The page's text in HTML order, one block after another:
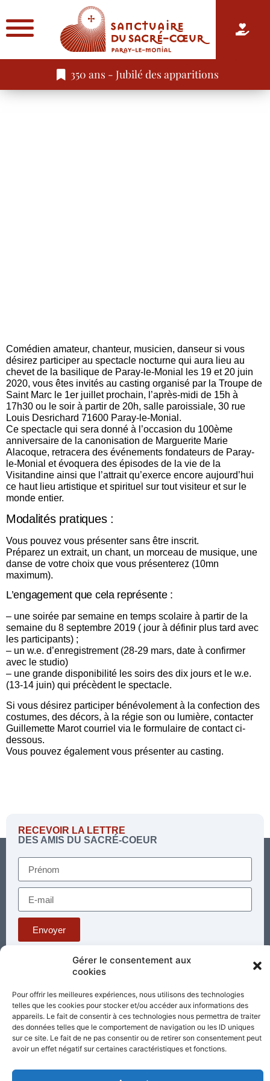
Gérer le consentement aux
cookies
Pour offrir les meilleures expériences, nous utilisons des technologies
telles que les cookies pour stocker et/ou accéder aux informations des
appareils. Le fait de consentir à ces technologies nous permettra de traiter
des données telles que le comportement de navigation ou les ID uniques
sur ce site. Le fait de ne pas consentir ou de retirer son consentement peut
avoir un effet négatif sur certaines caractéristiques et fonctions.
350 ans - Jubilé des apparitions
Comédien amateur, chanteur, musicien, danseur si vous
désirez participer au spectacle nocturne qui aura lieu au
chevet de la basilique de Paray-le-Monial les 19 et 20 juin
2020, vous êtes invités au casting organisé par la Troupe de
Saint Marc le 1er juillet prochain, l’après-midi de 15h à
17h30 ou le soir à partir de 20h, salle paroissiale, 30 rue
Louis Desrichard 71600 Paray-le-Monial.
Ce spectacle qui sera donné à l’occasion du 100ème
anniversaire de la canonisation de Marguerite Marie
Alacoque, retracera des événements fondateurs de Paray-
le-Monial et évoquera des épisodes de la vie de la
Visitandine ainsi que l’attrait qu’exerce encore aujourd’hui
ce haut lieu artistique et spirituel sur tout visiteur et sur le
monde entier.
Modalités pratiques :
Vous pouvez vous présenter sans être inscrit.
Préparez un extrait, un chant, un morceau de musique, une
danse de votre choix que vous présenterez (10mn
maximum).
L’engagement que cela représente :
– une soirée par semaine en temps scolaire à partir de la
semaine du 8 septembre 2019 ( jour à définir plus tard avec
les participants) ;
– un w.e. d’enregistrement (28-29 mars, date à confirmer
avec le studio)
– une grande disponibilité les soirs des dix jours et le w.e.
(13-14 juin) qui précèdent le spectacle.
Si vous désirez participer bénévolement à la confection des
costumes, des décors, à la régie son ou lumière, contacter
Guillemette Marot courriel via le formulaire de contact ci-
dessous.
Vous pouvez également vous présenter au casting.
RECEVOIR LA LETTRE
DES AMIS DU SACRÉ-COEUR
Envoyer
Téléphone : 03 85 81 56 00
standard@sacrecoeur-paray.org
Paray TV
Agenda Nous contacter
Nos
partenaires
Mentions
légales